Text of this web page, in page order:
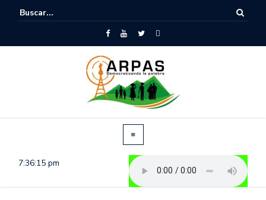
7:36:15 pm